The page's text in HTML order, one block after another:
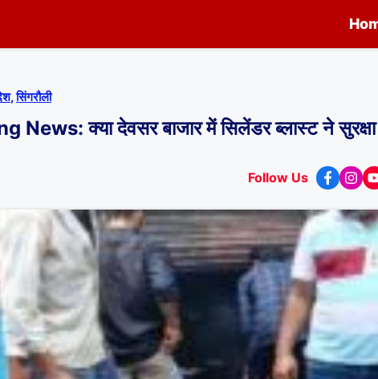
,सिंगरौली
क्या देवसर बाजार में सिलेंडर ब्लास्ट ने
Follow Us